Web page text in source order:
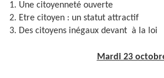
1. Une citoyenneté ouverte
2. Etre citoyen : un statut attractif
3. Des citoyens inégaux devant à la loi
Mardi 23